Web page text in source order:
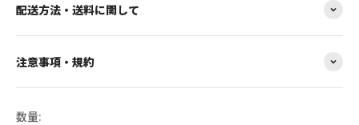
配送方法・送料に関して
注意事項・規約
数量: